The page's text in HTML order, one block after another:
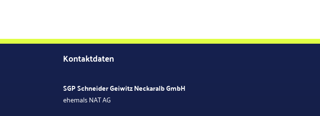
Kontaktdaten
SGP Schneider Geiwitz Neckaralb GmbH
ehemals NAT AG